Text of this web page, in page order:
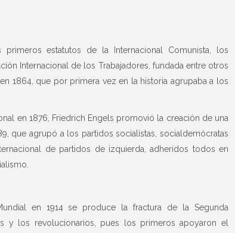
estatutos de la Internacional Comunista, los
Internacional de los Trabajadores, fundada entre otros
1864, que por primera vez en la historia agrupaba a los
en 1876, Friedrich Engels promovió la creación de una
que agrupó a los partidos socialistas, socialdemócratas
de partidos de izquierda, adheridos todos en
en 1914 se produce la fractura de la Segunda
y los revolucionarios, pues los primeros apoyaron el